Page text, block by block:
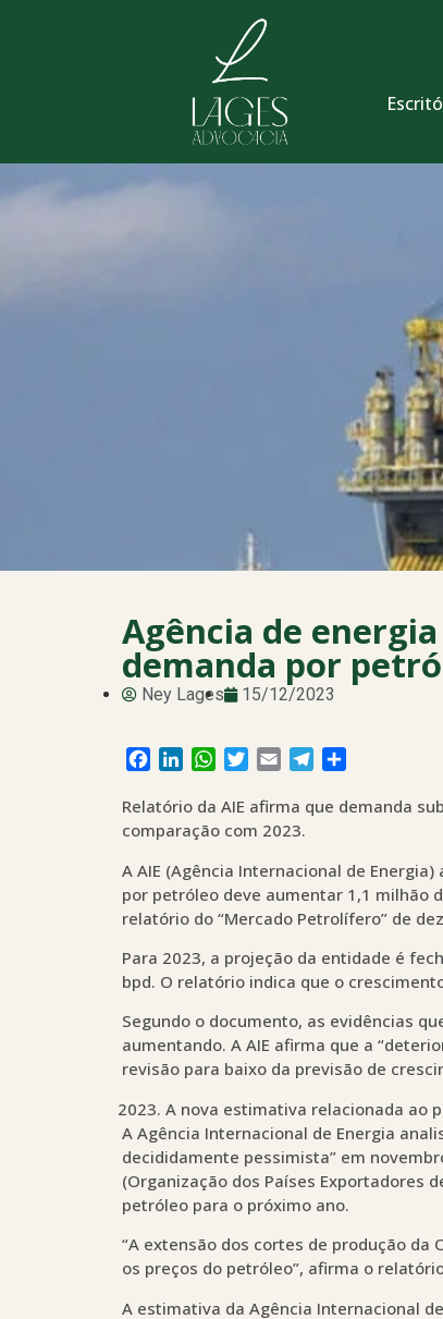
Agência de
demanda por
Ney Lages 15/12/2023
Facebook
LinkedInWhatsApp
Twitter
Email Telegram
Relatório da AIE afirma que demanda
comparação com 2023.
A AIE (Agência Internacional de
por petróleo deve aumentar 1,1 milhão
relatório do “Mercado Petrolífero” de
Para 2023, a projeção da entidade é
bpd. O relatório indica que o
Segundo o documento, as evidências
aumentando. A AIE afirma que a
revisão para baixo da previsão de
A nova estimativa relacionada ao
A Agência Internacional de Energia
decididamente pessimista” em
(Organização dos Países Exportadores
petróleo para o próximo ano.
“A extensão dos cortes de produção
os preços do petróleo”, afirma o
A estimativa da Agência Internacional